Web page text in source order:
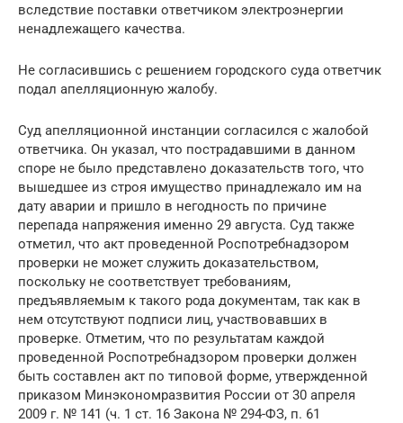
вследствие поставки ответчиком электроэнергии
ненадлежащего качества.
Не согласившись с решением городского суда ответчик
подал апелляционную жалобу.
Суд апелляционной инстанции согласился с жалобой
ответчика. Он указал, что пострадавшими в данном
споре не было представлено доказательств того, что
вышедшее из строя имущество принадлежало им на
дату аварии и пришло в негодность по причине
перепада напряжения именно 29 августа. Суд также
отметил, что акт проведенной Роспотребнадзором
проверки не может служить доказательством,
поскольку не соответствует требованиям,
предъявляемым к такого рода документам, так как в
нем отсутствуют подписи лиц, участвовавших в
проверке. Отметим, что по результатам каждой
проведенной Роспотребнадзором проверки должен
быть составлен акт по типовой форме, утвержденной
приказом Минэкономразвития России от 30 апреля
2009 г. № 141 (ч. 1 ст. 16 Закона № 294-ФЗ, п. 61